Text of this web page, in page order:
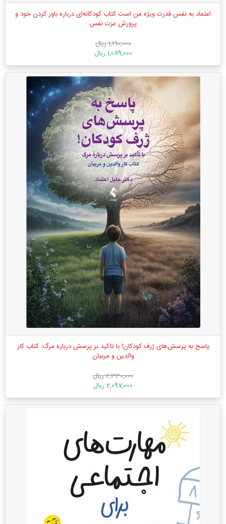
اعتماد به نفس قدرت ویژه من است کتاب کودکانه‌ای درباره باور کردن خود و
پرورش عزت نفس
1,210,000 ریال
1,089,000 ریال
پاسخ به پرسش‌های ژرف کودکان! با تاکید بر پرسش‌ درباره مرگ: کتاب کار
والدین و مربیان
2,330,000 ریال
2,097,000 ریال